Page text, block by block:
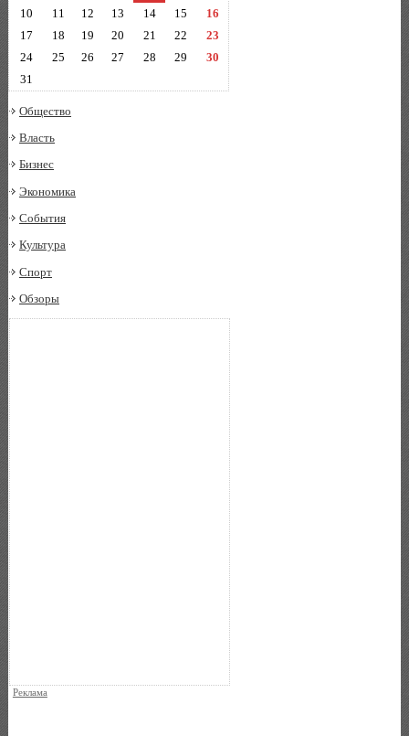
10
11 12 13 14 15
16
17
18 19 20 21 22
23
24
25 26 27 28 29
30
31
Общество
Власть
Бизнес
Экономика
События
Культура
Спорт
Обзоры
Реклама